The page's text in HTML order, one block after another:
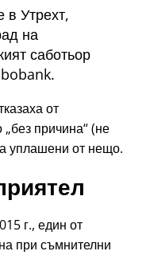
Утрехт,
на
саботьор
от
без причина (не
уплашени от нещо.
г., един от
при съмнителни